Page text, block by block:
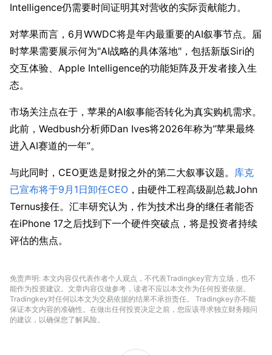
Intelligence仍需要时间证明其对营收的实际贡献能力。
对苹果而言，6月WWDC将是年内最重要的AI叙事节点。届
时苹果需要展示何为"AI战略的具体落地"，包括新版Siri的
交互体验、Apple Intelligence的功能矩阵及开发者接入生
态。
市场关注点在于，苹果的AI叙事能否转化为真实购机需求。
此前，Wedbush分析师Dan Ives将2026年称为“苹果最终
进入AI赛道的一年”。
与此同时，CEO更迭是财报之外的第二大叙事议题。 库克
已宣布将于9月1日卸任CEO ，由硬件工程高级副总裁John
Ternus接任。汇丰研究认为，作为技术出身的继任者能否
在iPhone 17之后找到下一个硬件突破点，将是投资者持续
评估的焦点。
免责声明: 本文内容仅代表作者个人观点，不代表Tradingkey官方立场，也不
能作为投资建议。文章内容仅做参考，读者不应以本文作为任何投资依据。
Tradingkey对任何以本文为交易依据的结果不承担责任。 Tradingkey亦不能
保证本文内容的准确性。在做出任何投资决定之前，您应该寻求独立财务顾问
的建议，以确保您了解风险。